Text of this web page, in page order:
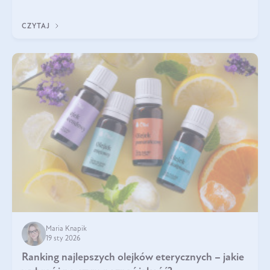
wyjaśnimy.
CZYTAJ
Maria Knapik
19 sty 2026
Ranking najlepszych olejków eterycznych – jakie